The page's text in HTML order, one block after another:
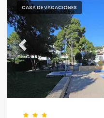
Confort
Servicios
CASA DE VACACIONES
Previous